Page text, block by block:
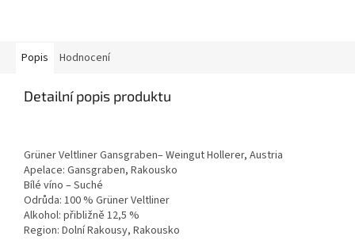
Popis Hodnocení
Detailní popis produktu
Grüner Veltliner Gansgraben– Weingut Hollerer, Austria
Apelace: Gansgraben, Rakousko
Bílé víno – Suché
Odrůda: 100 % Grüner Veltliner
Alkohol: přibližně 12,5 %
Region: Dolní Rakousy, Rakousko